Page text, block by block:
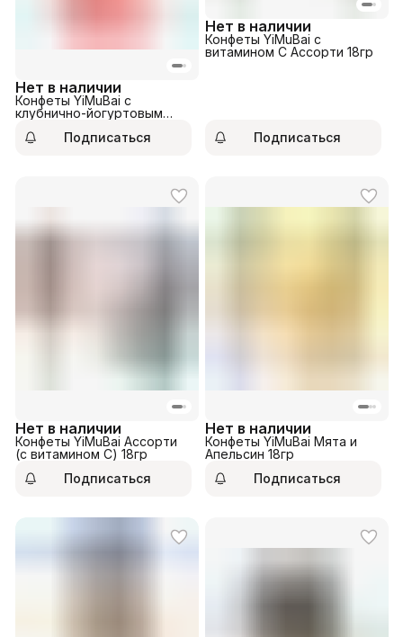
Нет в наличии
Конфеты YiMuBai с
клубнично-йогуртовым
Подписаться
Нет в наличии
Конфеты YiMuBai с
витамином С Ассорти 18гр
Подписаться
Нет в наличии
Конфеты YiMuBai Ассорти
(с витамином С) 18гр
Подписаться
Нет в наличии
Конфеты YiMuBai Мята и
Апельсин 18гр
Подписаться